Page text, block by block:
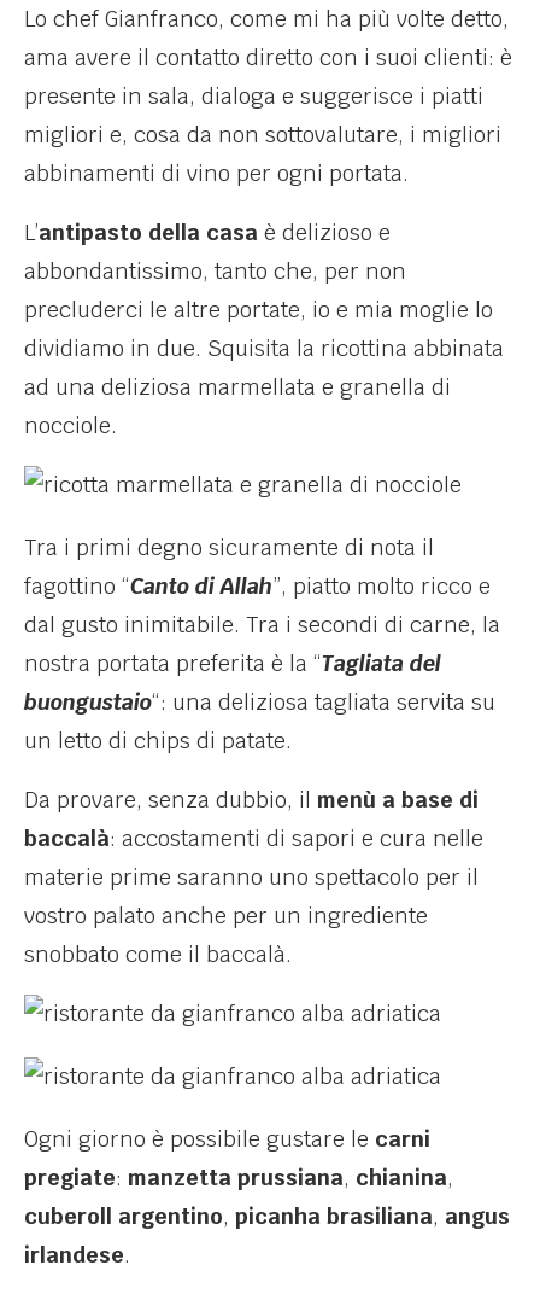
Lo chef Gianfranco, come mi ha più volte detto,
ama avere il contatto diretto con i suoi clienti: è
presente in sala, dialoga e suggerisce i piatti
migliori e, cosa da non sottovalutare, i migliori
abbinamenti di vino per ogni portata.
L’antipasto della casa è delizioso e
abbondantissimo, tanto che, per non
precluderci le altre portate, io e mia moglie lo
dividiamo in due. Squisita la ricottina abbinata
ad una deliziosa marmellata e granella di
nocciole.
Tra i primi degno sicuramente di nota il
fagottino “Canto di Allah”, piatto molto ricco e
dal gusto inimitabile. Tra i secondi di carne, la
nostra portata preferita è la “Tagliata del
buongustaio“: una deliziosa tagliata servita su
un letto di chips di patate.
Da provare, senza dubbio, il menù a base di
baccalà: accostamenti di sapori e cura nelle
materie prime saranno uno spettacolo per il
vostro palato anche per un ingrediente
snobbato come il baccalà.
Ogni giorno è possibile gustare le carni
pregiate: manzetta prussiana, chianina,
cuberoll argentino, picanha brasiliana, angus
irlandese.